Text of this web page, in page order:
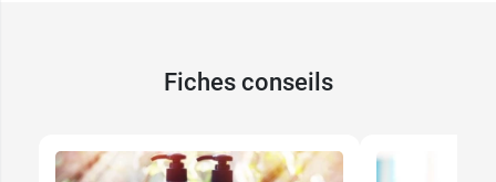
Fiches conseils